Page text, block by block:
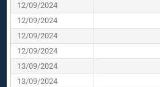
12/09/2024
12/09/2024
12/09/2024
12/09/2024
13/09/2024
13/09/2024